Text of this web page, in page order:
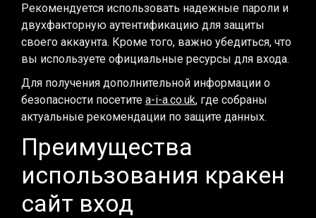
Рекомендуется использовать надежные пароли и
двухфакторную аутентификацию для защиты
своего аккаунта. Кроме того, важно убедиться, что
вы используете официальные ресурсы для входа.
Для получения дополнительной информации о
безопасности посетите a-i-a.co.uk, где собраны
актуальные рекомендации по защите данных.
Преимущества
использования кракен
сайт вход